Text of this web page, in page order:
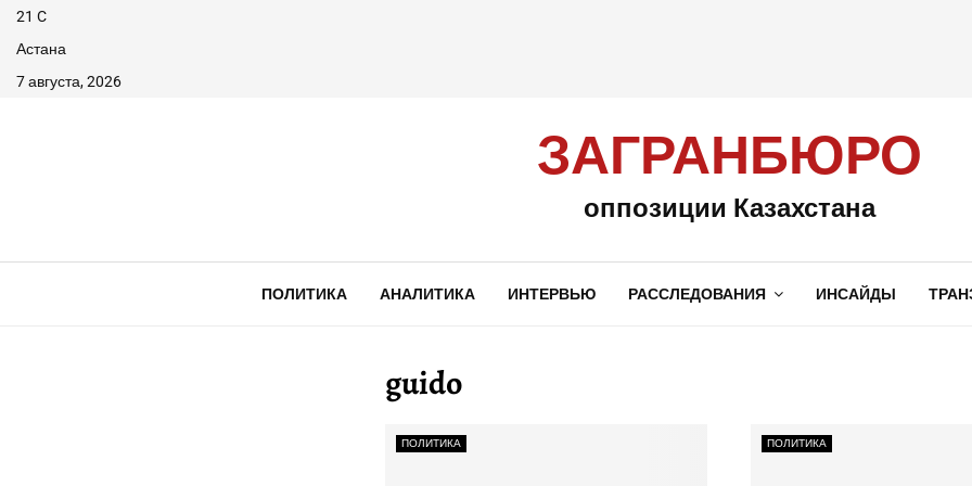
21 C
Астана
7 августа, 2026
ЗАГРАНБЮРО
оппозиции Казахстана
ПОЛИТИКА АНАЛИТИКА ИНТЕРВЬЮ РАССЛЕДОВАНИЯ ИНСАЙДЫ
guido
ПОЛИТИКА ПОЛИТИКА